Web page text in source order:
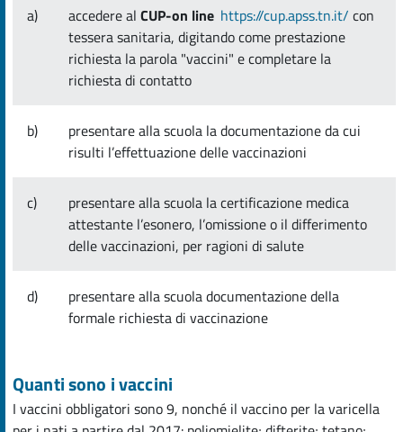
a)
accedere al CUP-on line https://cup.apss.tn.it/ con
tessera sanitaria, digitando come prestazione
richiesta la parola "vaccini" e completare la
richiesta di contatto
b)
presentare alla scuola la documentazione da cui
risulti l’effettuazione delle vaccinazioni
c)
presentare alla scuola la certificazione medica
attestante l’esonero, l’omissione o il differimento
delle vaccinazioni, per ragioni di salute
d)
presentare alla scuola documentazione della
formale richiesta di vaccinazione
Quanti sono i vaccini
I vaccini obbligatori sono 9, nonché il vaccino per la varicella